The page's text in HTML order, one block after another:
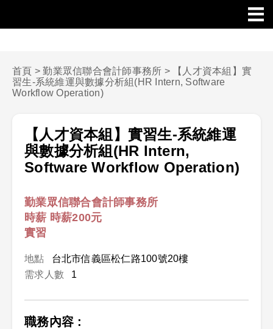
首頁 >勤業眾信聯合會計師事務所 >
【人才資本組】實
習生-系統維運與數據分析組(HR Intern, Software
Workflow Operation)
【人才資本組】實習生-系統維運
與數據分析組(HR Intern,
Software Workflow Operation)
勤業眾信聯合會計師事務所
時薪 時薪200元
實習
地點
台北市信義區松仁路100號20樓
需求人數
1
職務內容 :